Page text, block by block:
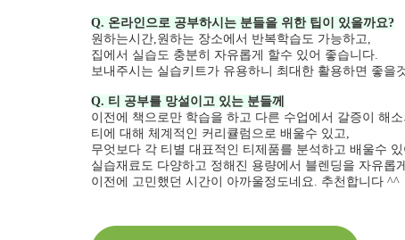
Q. 온라인으로 공부하시는 분들을 위한 팁이 있을까요?
원하는시간,원하는 장소에서 반복학습도 가능하고,
집에서 실습도 충분히 자유롭게 할수 있어 좋습니다.
보내주시는 실습키트가 유용하니 최대한 활용하면 좋을
Q. 티 공부를 망설이고 있는 분들께
이전에 책으로만 학습을 하고 다른 수업에서 갈증이 해
티에 대해 체계적인 커리큘럼으로 배울수 있고,
무엇보다 각 티별 대표적인 티제품를 분석하고 배울수
실습재료도 다양하고 정해진 용량에서 블렌딩을 자유롭
이전에 고민했던 시간이 아까울정도네요. 추천합니다 ^^